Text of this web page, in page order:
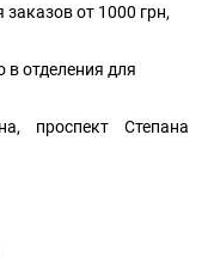
от 1000 грн,
отделения для
проспект Степана